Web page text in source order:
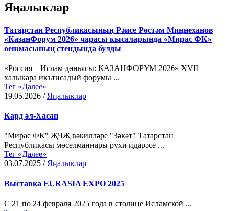
Яңалыклар
Татарстан Республикасының Рәисе Рөстәм Миңнеханов
«КазанФорум 2026» чарасы кысаларында «Мирас ФК»
оешмасының стендында булды
«Россия – Ислам дөньясы: КАЗАНФОРУМ 2026» XVII
халыкара икътисадый форумы ...
Тег «Далее»
19.05.2026 / Яңалыклар
Кард әл-Хасан
"Мирас ФК" ҖЧҖ вәкилләре "Зәкәт" Татарстан
Республикасы мөселманнары рухи идарәсе ...
Тег «Далее»
03.07.2025 / Яңалыклар
Выставка EURASIA EXPO 2025
С 21 по 24 февраля 2025 года в столице Исламской ...